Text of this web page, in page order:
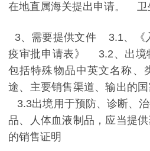
在地直属海关提出申请。 卫
3、需要提供文件 3.1、《
疫审批申请表》 3.2 、出境
包括特殊物品中英文名称、
途、主要销售渠道、输出的
3.3出境用于预防、诊断、
品、人体血液制品，应当提
的销售证明